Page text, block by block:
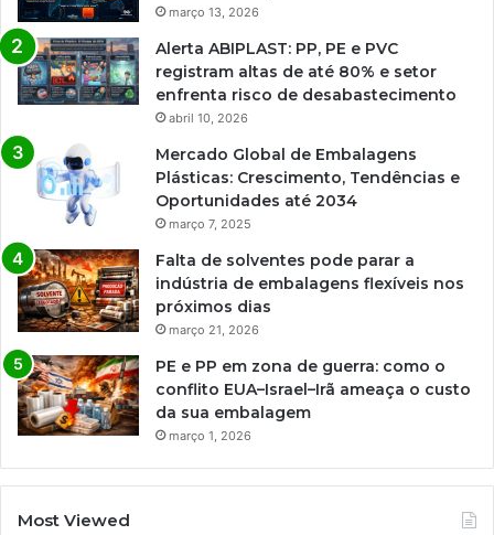
março 13, 2026
Alerta ABIPLAST: PP, PE e PVC
registram altas de até 80% e setor
enfrenta risco de desabastecimento
abril 10, 2026
Mercado Global de Embalagens
Plásticas: Crescimento, Tendências e
Oportunidades até 2034
março 7, 2025
Falta de solventes pode parar a
indústria de embalagens flexíveis nos
próximos dias
março 21, 2026
PE e PP em zona de guerra: como o
conflito EUA–Israel–Irã ameaça o custo
da sua embalagem
março 1, 2026
Most Viewed